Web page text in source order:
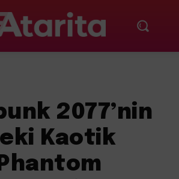
2077’nin
Kaotik
Phantom